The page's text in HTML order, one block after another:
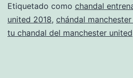
Etiquetado como chandal
united 2018, chándal
tu chandal del manchester united